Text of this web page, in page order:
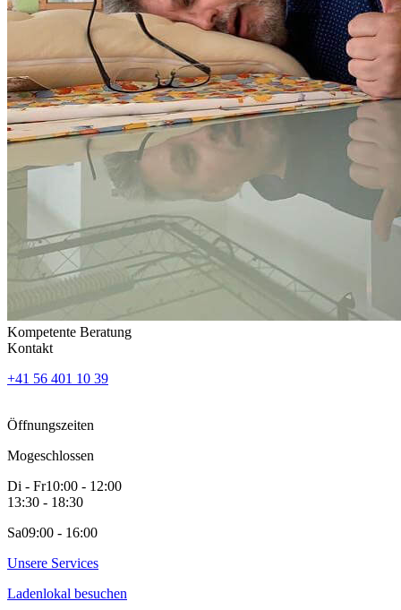
Kompetente Beratung
Kontakt
+41 56 401 10 39
Öffnungszeiten
Mogeschlossen
Di - Fr10:00 - 12:00
13:30 - 18:30
Sa09:00 - 16:00
Unsere Services
Ladenlokal besuchen